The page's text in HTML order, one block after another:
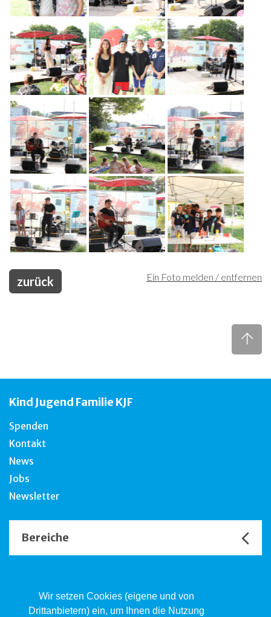
Wir setzen Cookies (eigene und von
Drittanbietern) ein, um Ihnen die Nutzung
Ein Foto melden / entfernen
zurück
Kind Jugend Familie KJF
Spenden
Kontakt
News
Jobs
Newsletter
Bereiche